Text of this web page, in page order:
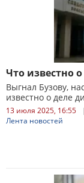
Что известно
Выгнал Бузову,
известно о деле
13 июля 2025, 16:55
Лента новостей